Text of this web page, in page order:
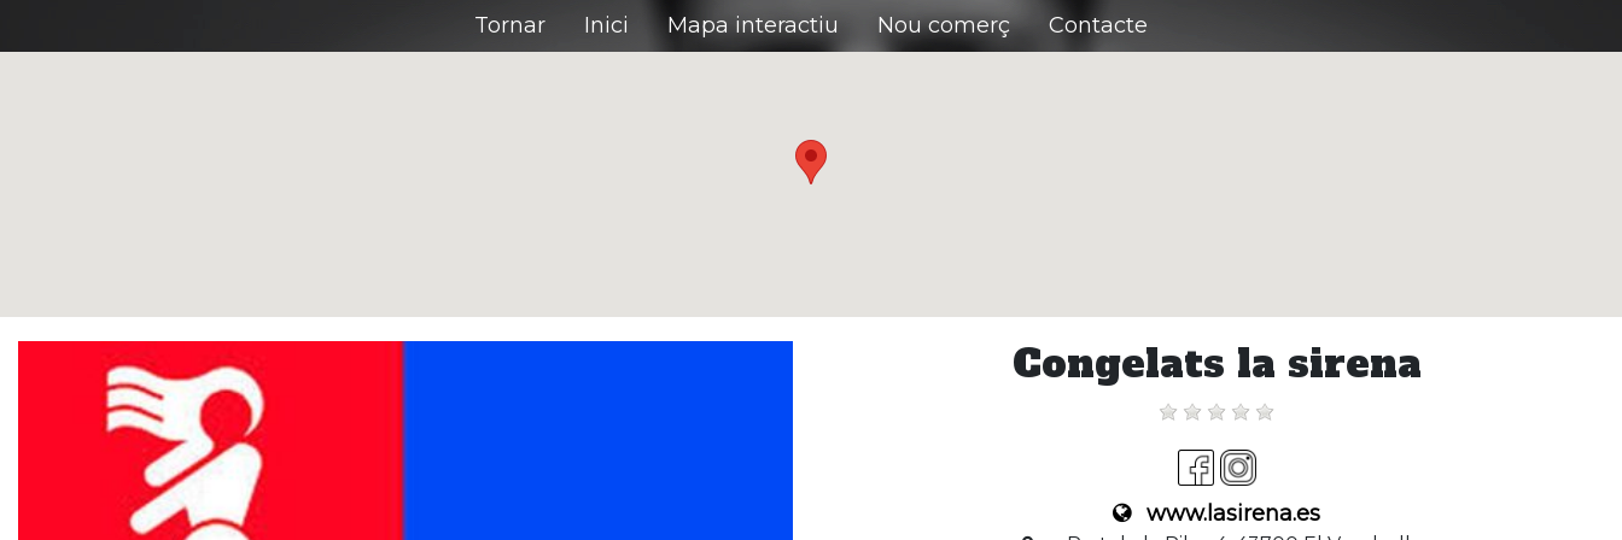
Tornar Inici Mapa interactiu Nou comerç Contacte
Congelats la sirena
www.lasirena.es